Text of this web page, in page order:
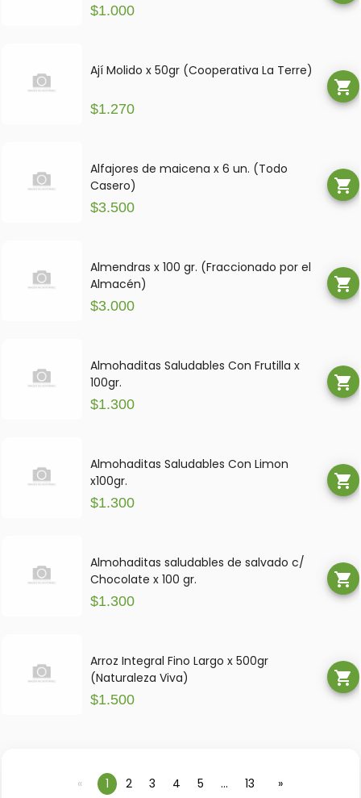
$1.000
Ají Molido x 50gr (Cooperativa La Terre)
$1.270
shopping_cart
Alfajores de maicena x 6 un. (Todo
Casero)
$3.500
shopping_cart
Almendras x 100 gr. (Fraccionado por el
Almacén)
$3.000
shopping_cart
Almohaditas Saludables Con Frutilla x
100gr.
$1.300
shopping_cart
Almohaditas Saludables Con Limon
x100gr.
$1.300
shopping_cart
Almohaditas saludables de salvado c/
Chocolate x 100 gr.
$1.300
shopping_cart
Arroz Integral Fino Largo x 500gr
(Naturaleza Viva)
$1.500
shopping_cart
pagina
Estas
1 pagina
2 pagina
3 pagina
4 pagina
5 pagina
... pagina
13 pagina